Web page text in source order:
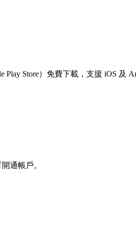
Play Store）免費下載，支援 iOS 及
通帳戶。